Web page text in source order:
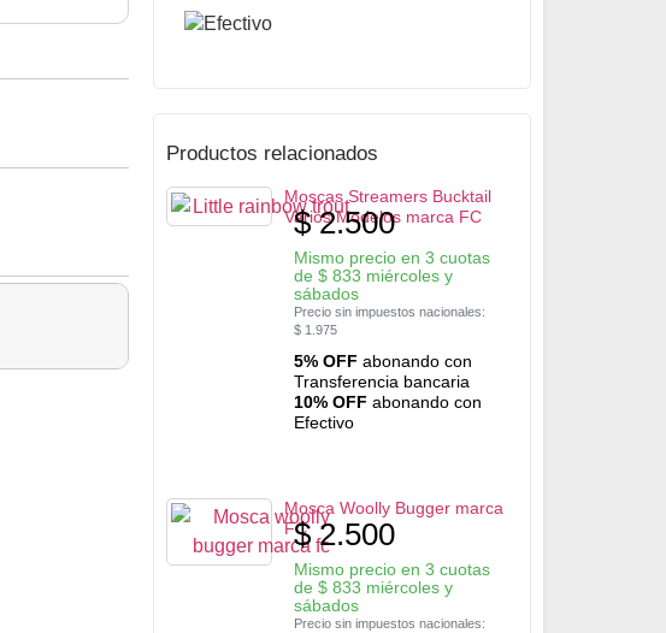
Productos relacionados
Moscas Streamers Bucktail
Varios Modelos marca FC
$2.500
Mismo precio en 3 cuotas
de$ 833 miércoles y
sábados
Precio sin impuestos nacionales:
$ 1.975
5% OFF abonando con
Transferencia bancaria
10% OFF abonando con
Efectivo
Mosca Woolly Bugger marca
FC
$2.500
Mismo precio en 3 cuotas
de$ 833 miércoles y
sábados
Precio sin impuestos nacionales: